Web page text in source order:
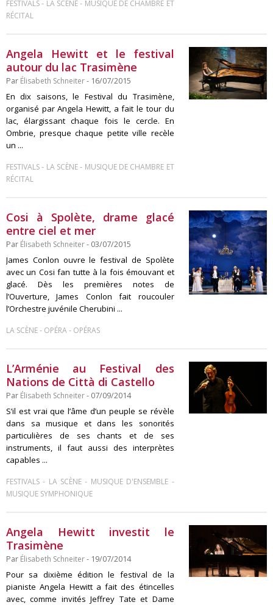
FESTIVALS- LA SCÈNE- MUSIQUE DE CHAMBRE ET
RÉCITAL
Angela Hewitt et le festival
autour du lac Trasimène
Par Élisabeth Schneiter- 16/07/2015
En dix saisons, le Festival du Trasimène,
organisé par Angela Hewitt, a fait le tour du
lac, élargissant chaque fois le cercle. En
Ombrie, presque chaque petite ville recèle
un ...
FESTIVALS- LA SCÈNE- MUSIQUE DE CHAMBRE ET
RÉCITAL
Cosi à Spolète, drame glacé
entre ciel et mer
Par Élisabeth Schneiter- 03/07/2015
James Conlon ouvre le festival de Spolète
avec un Cosi fan tutte à la fois émouvant et
glacé. Dès les premières notes de
l’Ouverture, James Conlon fait roucouler
l’Orchestre juvénile Cherubini ...
LA SCÈNE- OPÉRA- OPÉRAS
L’Arménie au Festival des
Nations de Città di Castello
Par Élisabeth Schneiter- 07/09/2014
S’il est vrai que l’âme d’un peuple se révèle
dans sa musique et dans les sonorités
particulières de ses chants et de ses
instruments, il faut aussi des interprètes
capables ...
FESTIVALS - LA SCÈNE - MUSIQUE D'ENSEMBLE -
MUSIQUE SYMPHONIQUE
Angela Hewitt investit le
Trasimène
Par Élisabeth Schneiter- 19/07/2014
Pour sa dixième édition le festival de la
pianiste Angela Hewitt a fait des étincelles
avec, comme invités Jeffrey Tate et Dame